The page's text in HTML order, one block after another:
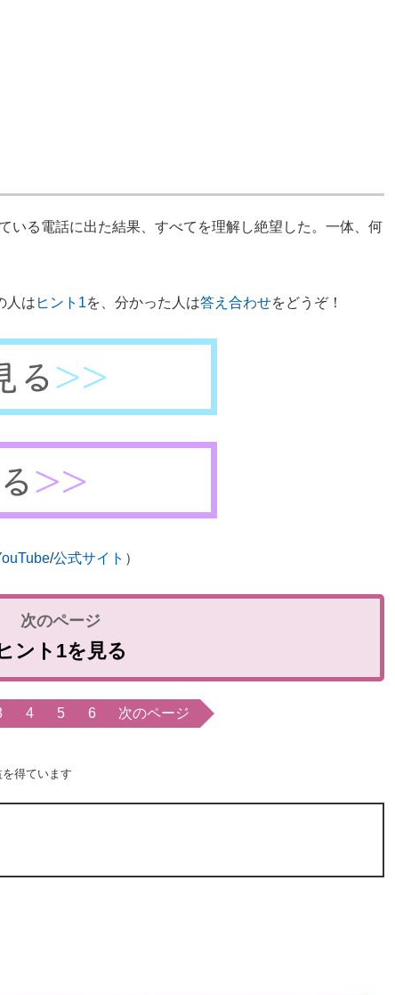
いる電話に出た結果、すべてを理解し絶望した。一体、何
人は ヒント1を、分かった人は答え合わせをどうぞ！
/公式サイト ）
ント1を見る
4 5 6 次のページ
得ています